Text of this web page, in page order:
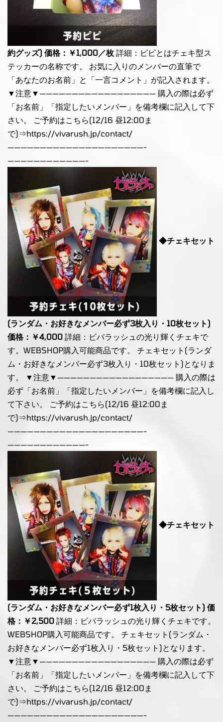
約グッズ) 価格：￥1,000／枚 詳細：ピピとはチェキ型ス
テッカーの名称です。 お気に入りのメンバーの直筆で
「あなたのお名前」と「一言コメント」が記入されます。
▼注意▼—————————————————— 購入の際は必ず
「お名前」「指定したいメンバー」を備考欄に記入して下
さい。 ご予約はこちら(12/16 昼12:00ま
で)⇒https://vivarush.jp/contact/
—————————————————————-
————————————-
◆チェキセット
(ランダム・お好きなメンバー必ず3枚入り・10枚セット)
価格：￥4,000 詳細：ビバラッシュの光り輝くチェキで
す。WEBSHOP購入可能商品です。 チェキセット(ランダ
ム・お好きなメンバー必ず3枚入り・10枚セット)となりま
す。 ▼注意▼—————————————————— 購入の際は
必ず「お名前」「指定したいメンバー」を備考欄に記入し
て下さい。 ご予約はこちら(12/16 昼12:00ま
で)⇒https://vivarush.jp/contact/
—————————————————————-
————————————-
◆チェキセット
(ランダム・お好きなメンバー必ず1枚入り・5枚セット) 価
格：￥2,500 詳細：ビバラッシュの光り輝くチェキです。
WEBSHOP購入可能商品です。 チェキセット(ランダム・
お好きなメンバー必ず1枚入り・5枚セット)となります。
▼注意▼—————————————————— 購入の際は必ず
「お名前」「指定したいメンバー」を備考欄に記入して下
さい。 ご予約はこちら(12/16 昼12:00ま
で)⇒https://vivarush.jp/contact/
—————————————————————-